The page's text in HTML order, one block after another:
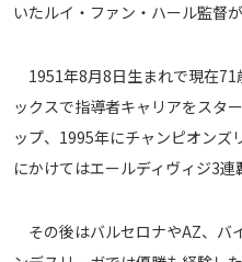
ABEMAの視聴について
いたルイ・ファン・ハール監督
1951年8月8日生まれで現在71
ックスで指導者キャリアをスタ
ップ、1995年にチャンピオン
にかけてはエールディヴィジ3連
その後はバルセロナやAZ、バ